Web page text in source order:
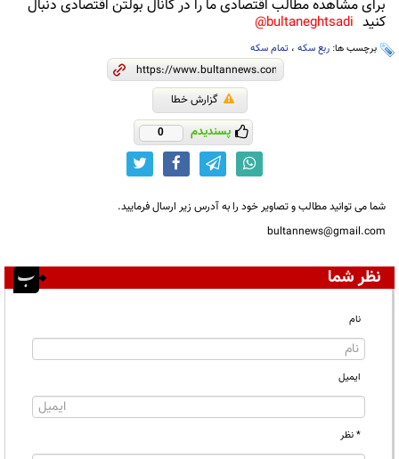
برای مشاهده مطالب اقتصادی ما را در کانال بولتن اقتصادی دنبال
کنید bultaneghtsadi@
برچسب ها: ربع سکه ، تمام سکه
گزارش خطا
پسندیدم 0
شما می توانید مطالب و تصاویر خود را به آدرس زیر ارسال فرمایید.
bultannews@gmail.com
نظر شما
نام
ایمیل
* نظر